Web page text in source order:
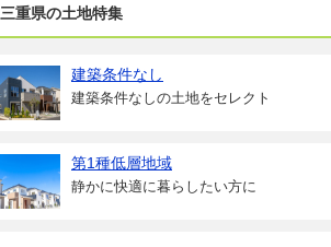
三重県の土地特集
建築条件なし
建築条件なしの土地をセレクト
第1種低層地域
静かに快適に暮らしたい方に